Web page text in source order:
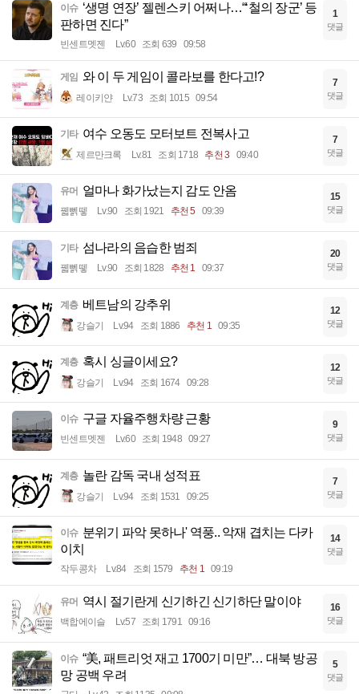
이슈 ‘생명 연장’ 젤렌스키 어쩌나…“‘철의 장군’ 등
판하면 진다”
빈센트멧젠 Lv.60 조회 639 09:58
1
댓글
게임 와 이 두 게임이 콜라보를 한다고!?
레이키얀 Lv.73 조회 1015 09:54
7
댓글
기타 여수 오동도 모터보트 전복사고
제르만크록 Lv.81 조회 1718 추천 3 09:40
7
댓글
유머 얼마나 화가났는지 감도 안옴
꿻뻵뗗 Lv.90 조회 1921 추천 5 09:39
15
댓글
기타 섬나라의 음습한 범죄
꿻뻵뗗 Lv.90 조회 1828 추천 1 09:37
20
댓글
계층 베트남의 강추위
강슬기 Lv.94 조회 1886 추천 1 09:35
12
댓글
계층 혹시 싱글이세요?
강슬기 Lv.94 조회 1674 09:28
12
댓글
이슈 구글 자율주행차량 근황
빈센트멧젠 Lv.60 조회 1948 09:27
9
댓글
계층 놀란 감독 국내 성적표
강슬기 Lv.94 조회 1531 09:25
7
댓글
이슈 분위기 파악 못하나' 역풍.. 악재 겹치는 다카
이치
작두콩차 Lv.84 조회 1579 추천 1 09:19
14
댓글
유머 역시 절기란게 신기하긴 신기하단 말이야
백합에이슬 Lv.57 조회 1791 09:16
16
댓글
이슈 “美, 패트리엇 재고 1700기 미만”… 대북 방공
망 공백 우려
5
댓글